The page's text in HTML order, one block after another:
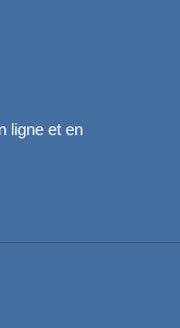
ligne et en